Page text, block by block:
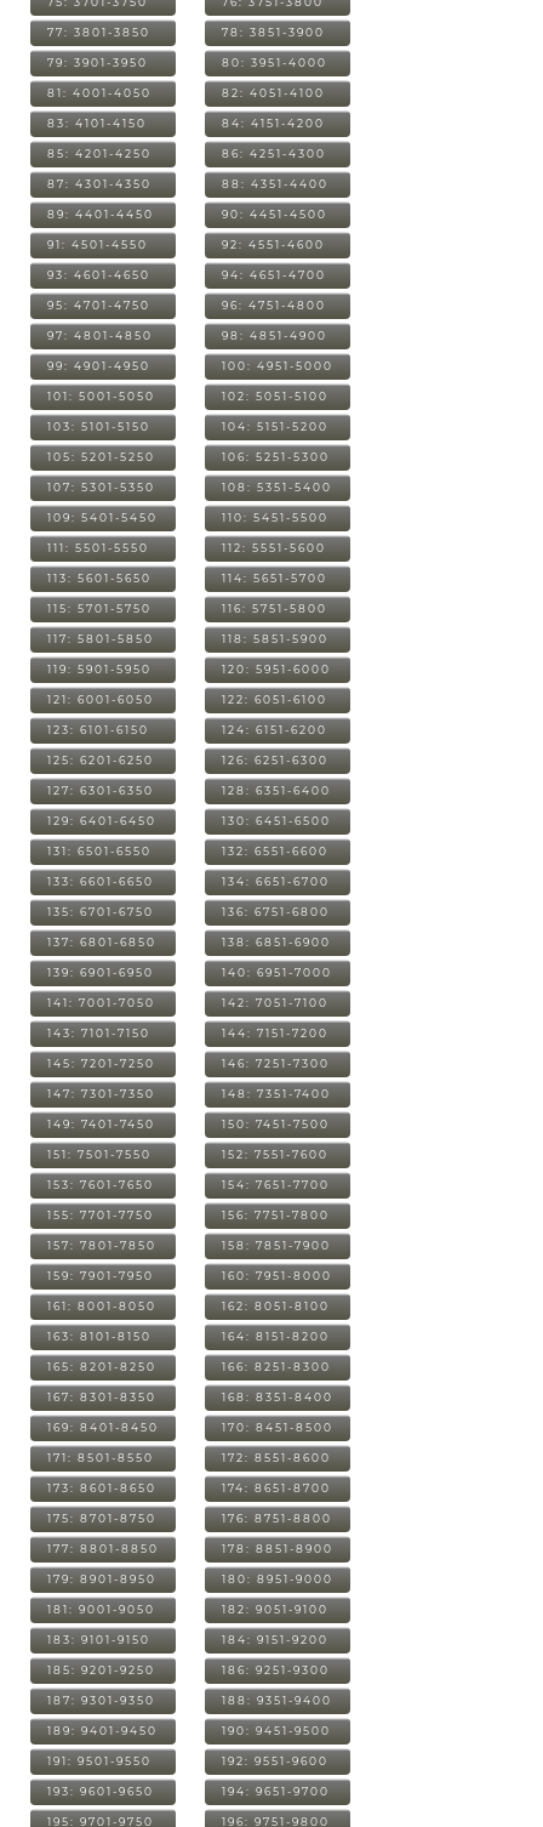
77: 3801-3850 78: 3851-3900
79: 3901-3950 80: 3951-4000
81: 4001-4050 82: 4051-4100
83: 4101-4150 84: 4151-4200
85: 4201-4250 86: 4251-4300
87: 4301-4350 88: 4351-4400
89: 4401-4450 90: 4451-4500
91: 4501-4550 92: 4551-4600
93: 4601-4650 94: 4651-4700
95: 4701-4750 96: 4751-4800
97: 4801-4850 98: 4851-4900
99: 4901-4950 100: 4951-5000
101: 5001-5050 102: 5051-5100
103: 5101-5150 104: 5151-5200
105: 5201-5250 106: 5251-5300
107: 5301-5350 108: 5351-5400
109: 5401-5450 110: 5451-5500
111: 5501-5550 112: 5551-5600
113: 5601-5650 114: 5651-5700
115: 5701-5750 116: 5751-5800
117: 5801-5850 118: 5851-5900
119: 5901-5950 120: 5951-6000
121: 6001-6050 122: 6051-6100
123: 6101-6150 124: 6151-6200
125: 6201-6250 126: 6251-6300
127: 6301-6350 128: 6351-6400
129: 6401-6450 130: 6451-6500
131: 6501-6550 132: 6551-6600
133: 6601-6650 134: 6651-6700
135: 6701-6750 136: 6751-6800
137: 6801-6850 138: 6851-6900
139: 6901-6950 140: 6951-7000
141: 7001-7050 142: 7051-7100
143: 7101-7150 144: 7151-7200
145: 7201-7250 146: 7251-7300
147: 7301-7350 148: 7351-7400
149: 7401-7450 150: 7451-7500
151: 7501-7550 152: 7551-7600
153: 7601-7650 154: 7651-7700
155: 7701-7750 156: 7751-7800
157: 7801-7850 158: 7851-7900
159: 7901-7950 160: 7951-8000
161: 8001-8050 162: 8051-8100
163: 8101-8150 164: 8151-8200
165: 8201-8250 166: 8251-8300
167: 8301-8350 168: 8351-8400
169: 8401-8450 170: 8451-8500
171: 8501-8550 172: 8551-8600
173: 8601-8650 174: 8651-8700
175: 8701-8750 176: 8751-8800
177: 8801-8850 178: 8851-8900
179: 8901-8950 180: 8951-9000
181: 9001-9050 182: 9051-9100
183: 9101-9150 184: 9151-9200
185: 9201-9250 186: 9251-9300
187: 9301-9350 188: 9351-9400
189: 9401-9450 190: 9451-9500
191: 9501-9550 192: 9551-9600
193: 9601-9650 194: 9651-9700
195: 9701-9750 196: 9751-9800